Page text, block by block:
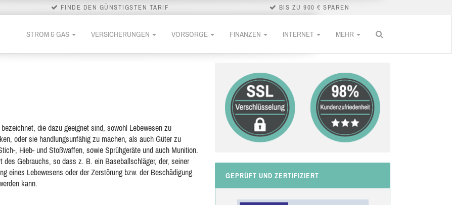
FINDE DEN GÜNSTIGSTEN TARIF BIS ZU 900 € SPAREN
STROM & GAS VERSICHERUNGEN VORSORGE FINANZEN INTERNET MEHR
die dazu geeignet sind, sowohl Lebewesen zu
oder sie handlungsunfähig zu machen, als auch Güter zu
, Hieb- und Stoßwaffen, sowie Sprühgeräte und auch Munition.
Gebrauchs, so dass z. B. ein Baseballschläger, der, seiner
eines Lebewesens oder der Zerstörung bzw. der Beschädigung
kann.
GEPRÜFT UND ZERTIFIZIERT